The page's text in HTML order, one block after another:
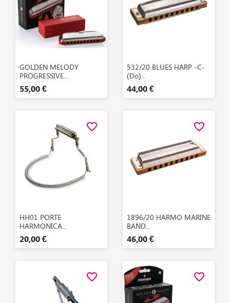
Aperçu rapide
GOLDEN MELODY
PROGRESSIVE...
55,00 €
 Aperçu rapide
532/20 BLUES HARP -C-
(Do)...
44,00 €
Aperçu rapide
HH01 PORTE
HARMONICA...
20,00 €
favorite_border
Aperçu rapide
1896/20 HARMO MARINE
BAND...
46,00 €
favorite_border
favorite_border favorite_border